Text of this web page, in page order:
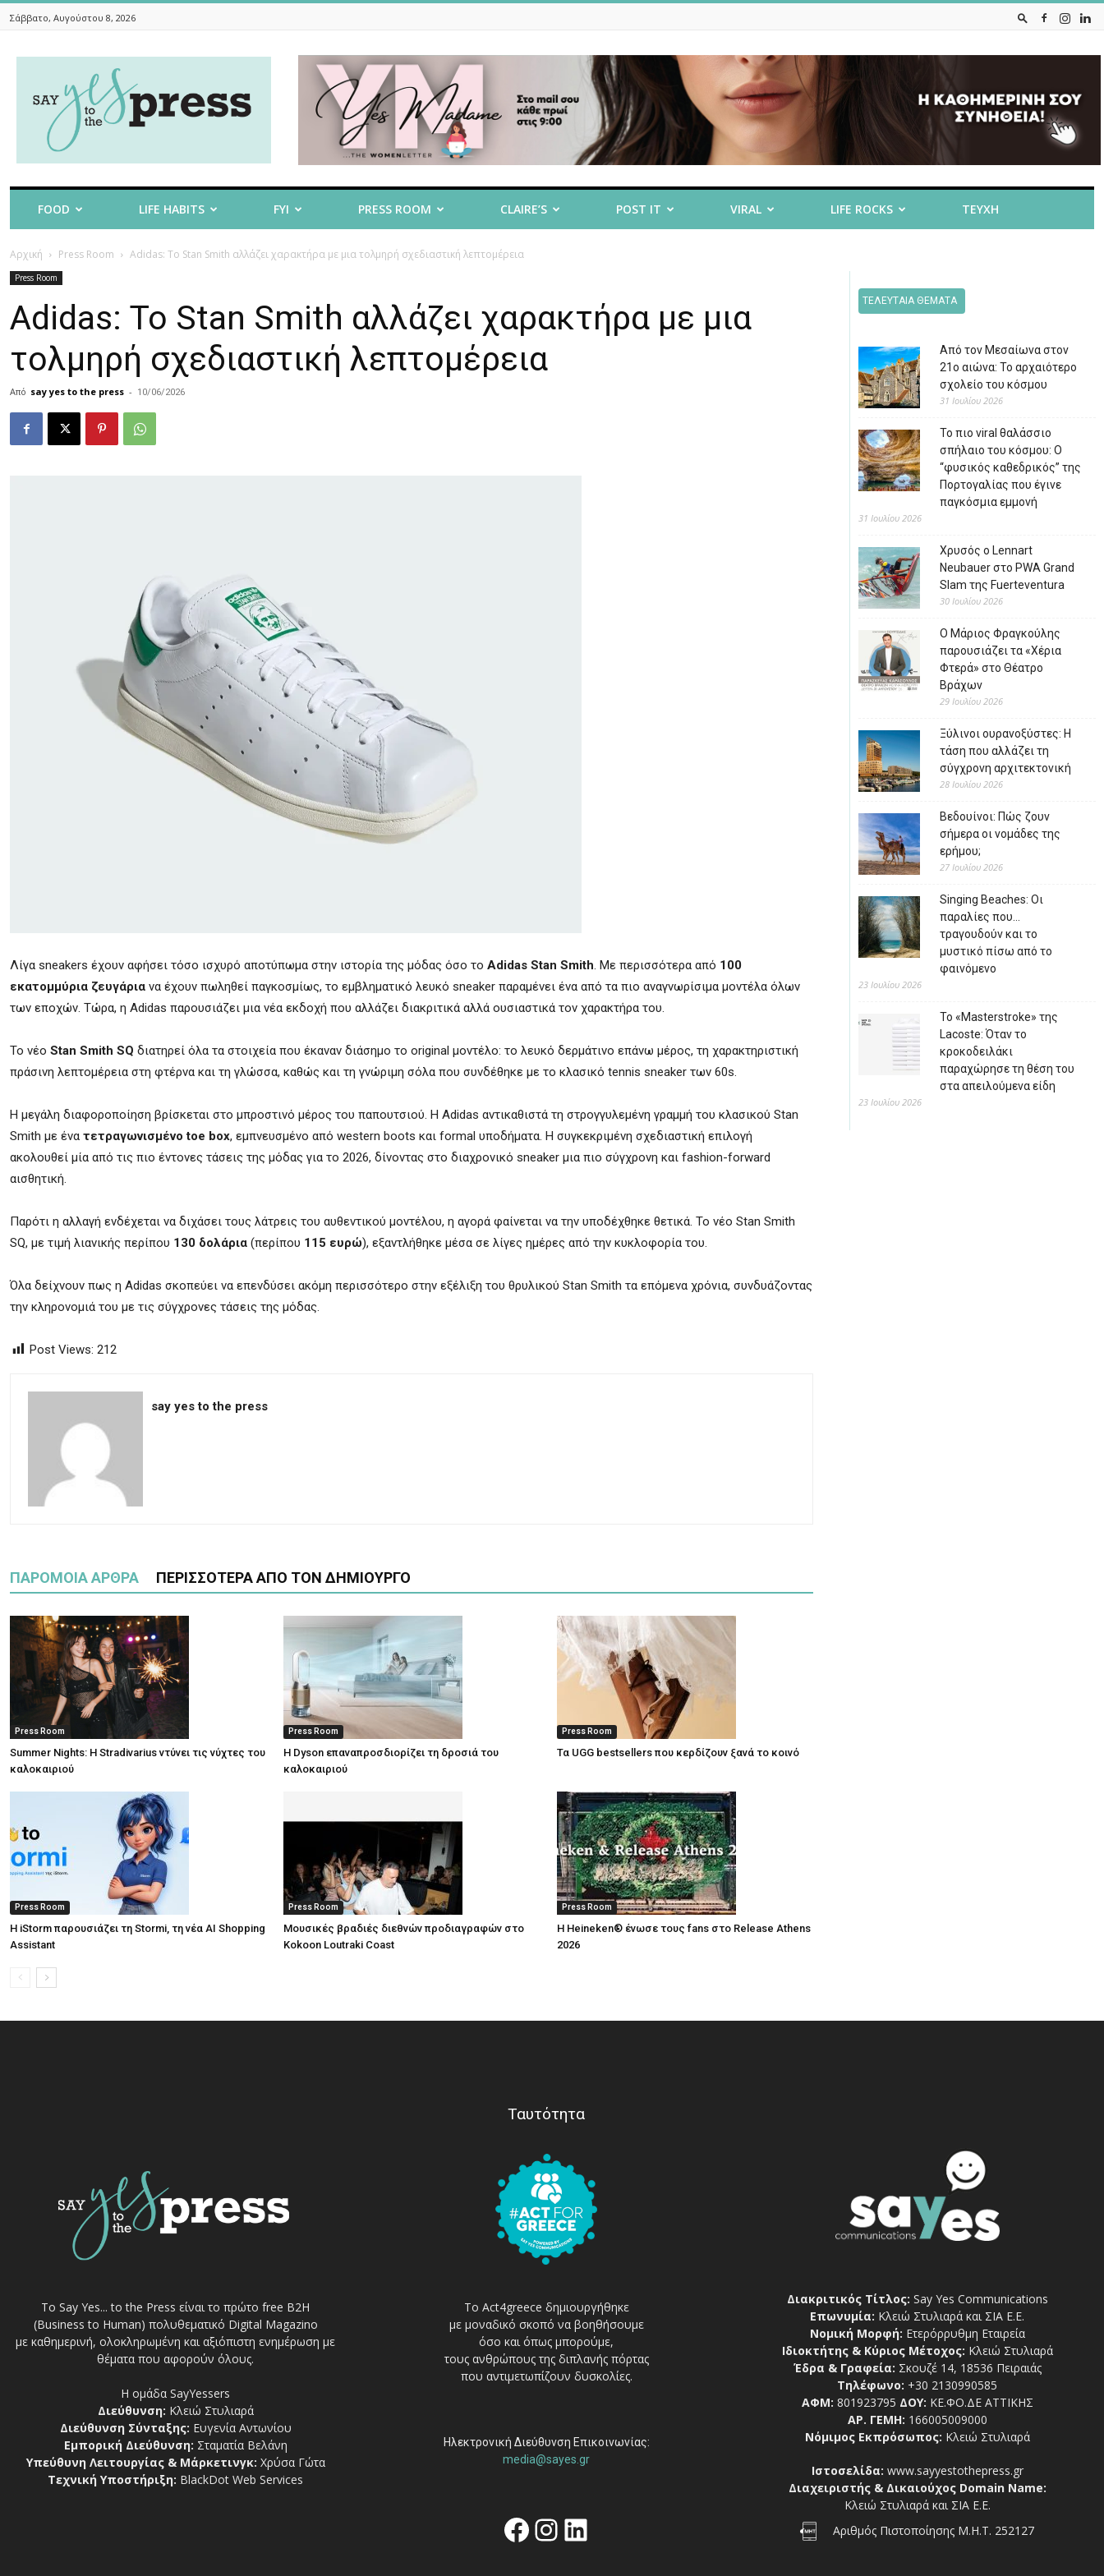
Σάββατο, Αυγούστου 8, 2026
To
The
FOOD LIFE HABITS FYI PRESS ROOM CLAIRE’S POST IT VIRAL LIFE ROCKS ΤΕΥΧΗ
Αρχική Press Room Adidas: Το Stan Smith αλλάζει χαρακτήρα με μια τολμηρή σχεδιαστική λεπτομέρεια
Press Room
Adidas: Το Stan Smith αλλάζει χαρακτήρα με μια
τολμηρή σχεδιαστική λεπτομέρεια
Από say yes to the press - 10/06/2026
Λίγα sneakers έχουν αφήσει τόσο ισχυρό αποτύπωμα στην ιστορία της μόδας όσο το Adidas Stan Smith. Με περισσότερα από 100
εκατομμύρια ζευγάρια να έχουν πωληθεί παγκοσμίως, το εμβληματικό λευκό sneaker παραμένει ένα από τα πιο αναγνωρίσιμα μοντέλα όλων
των εποχών. Τώρα, η Adidas παρουσιάζει μια νέα εκδοχή που αλλάζει διακριτικά αλλά ουσιαστικά τον χαρακτήρα του.
Το νέο Stan Smith SQ διατηρεί όλα τα στοιχεία που έκαναν διάσημο το original μοντέλο: το λευκό δερμάτινο επάνω μέρος, τη χαρακτηριστική
πράσινη λεπτομέρεια στη φτέρνα και τη γλώσσα, καθώς και τη γνώριμη σόλα που συνδέθηκε με το κλασικό tennis sneaker των 60s.
Η μεγάλη διαφοροποίηση βρίσκεται στο μπροστινό μέρος του παπουτσιού. Η Adidas αντικαθιστά τη στρογγυλεμένη γραμμή του κλασικού Stan
Smith με ένα τετραγωνισμένο toe box, εμπνευσμένο από western boots και formal υποδήματα. Η συγκεκριμένη σχεδιαστική επιλογή
ακολουθεί μία από τις πιο έντονες τάσεις της μόδας για το 2026, δίνοντας στο διαχρονικό sneaker μια πιο σύγχρονη και fashion-forward
αισθητική.
Παρότι η αλλαγή ενδέχεται να διχάσει τους λάτρεις του αυθεντικού μοντέλου, η αγορά φαίνεται να την υποδέχθηκε θετικά. Το νέο Stan Smith
SQ, με τιμή λιανικής περίπου 130 δολάρια (περίπου 115 ευρώ), εξαντλήθηκε μέσα σε λίγες ημέρες από την κυκλοφορία του.
Όλα δείχνουν πως η Adidas σκοπεύει να επενδύσει ακόμη περισσότερο στην εξέλιξη του θρυλικού Stan Smith τα επόμενα χρόνια, συνδυάζοντας
την κληρονομιά του με τις σύγχρονες τάσεις της μόδας.
Post Views: 212
say yes to the press
ΠΑΡΟΜΟΙΑ ΑΡΘΡΑ ΠΕΡΙΣΣΟΤΕΡΑ ΑΠΟ ΤΟΝ ΔΗΜΙΟΥΡΓΟ
Press Room
Summer Nights: Η Stradivarius ντύνει τις νύχτες του
καλοκαιριού
Press Room
Η Dyson επαναπροσδιορίζει τη δροσιά του
καλοκαιριού
Press Room
Τα UGG bestsellers που κερδίζουν ξανά το κοινό
Press Room
Η iStorm παρουσιάζει τη Stormi, τη νέα AI Shopping
Assistant
Press Room
Μουσικές βραδιές διεθνών προδιαγραφών στο
Kokoon Loutraki Coast
Press Room
Η Heineken® ένωσε τους fans στο Release Athens
2026
ΤΕΛΕΥΤΑΙΑ ΘΕΜΑΤΑ
Από τον Μεσαίωνα στον
21ο αιώνα: Το αρχαιότερο
σχολείο του κόσμου
31 Ιουλίου 2026
Το πιο viral θαλάσσιο
σπήλαιο του κόσμου: Ο
“φυσικός καθεδρικός” της
Πορτογαλίας που έγινε
παγκόσμια εμμονή
31 Ιουλίου 2026
Χρυσός ο Lennart
Neubauer στο PWA Grand
Slam της Fuerteventura
30 Ιουλίου 2026
Ο Μάριος Φραγκούλης
παρουσιάζει τα «Χέρια
Φτερά» στο Θέατρο
Βράχων
29 Ιουλίου 2026
Ξύλινοι ουρανοξύστες: Η
τάση που αλλάζει τη
σύγχρονη αρχιτεκτονική
28 Ιουλίου 2026
Βεδουίνοι: Πώς ζουν
σήμερα οι νομάδες της
ερήμου;
27 Ιουλίου 2026
Singing Beaches: Οι
παραλίες που…
τραγουδούν και το
μυστικό πίσω από το
φαινόμενο
23 Ιουλίου 2026
Το «Masterstroke» της
Lacoste: Όταν το
κροκοδειλάκι
παραχώρησε τη θέση του
στα απειλούμενα είδη
23 Ιουλίου 2026
Το Say Yes... to the Press είναι το πρώτο free Β2Η
(Business to Human) πολυθεματικό Digital Magazino
με καθημερινή, ολοκληρωμένη και αξιόπιστη ενημέρωση με
θέματα που αφορούν όλους.
Η ομάδα SayYessers
Διεύθυνση: Κλειώ Στυλιαρά
Διεύθυνση Σύνταξης: Ευγενία Αντωνίου
Εμπορική Διεύθυνση: Σταματία Βελάνη
Υπεύθυνη Λειτουργίας & Μάρκετινγκ: Χρύσα Γώτα
Τεχνική Υποστήριξη: BlackDot Web Services
Ταυτότητα
Το Act4greece δημιουργήθηκε
με μοναδικό σκοπό να βοηθήσουμε
όσο και όπως μπορούμε,
τους ανθρώπους της διπλανής πόρτας
που αντιμετωπίζουν δυσκολίες.
Ηλεκτρονική Διεύθυνση Επικοινωνίας:
media@sayes.gr
Facebook
Instagram
Linkedin
Διακριτικός Τίτλος: Say Yes Communications
Επωνυμία: Κλειώ Στυλιαρά και ΣΙΑ Ε.Ε.
Νομική Μορφή: Ετερόρρυθμη Εταιρεία
Ιδιοκτήτης & Κύριος Μέτοχος: Κλειώ Στυλιαρά
Έδρα & Γραφεία: Σκουζέ 14, 18536 Πειραιάς
Τηλέφωνο: +30 2130990585
ΑΦΜ: 801923795 ΔΟΥ: ΚΕ.ΦΟ.ΔΕ ΑΤΤΙΚΗΣ
ΑΡ. ΓΕΜΗ: 166005009000
Νόμιμος Εκπρόσωπος: Κλειώ Στυλιαρά
Ιστοσελίδα: www.sayyestothepress.gr
Διαχειριστής & Δικαιούχος Domain Name:
Κλειώ Στυλιαρά και ΣΙΑ Ε.Ε.
Αριθμός Πιστοποίησης Μ.Η.Τ. 252127